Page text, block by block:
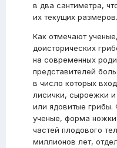
в два сантиметра,
их текущих размеров.
Как отмечают
доисторических
на современных
представителей
в число которых
лисички, сыроежки
или ядовитые грибы.
ученые, форма
частей плодового
миллионов лет,